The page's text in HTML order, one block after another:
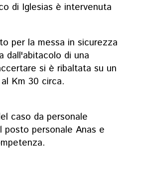
di Iglesias è intervenuta
per la messa in sicurezza
dall'abitacolo di una
si è ribaltata su un
Km 30 circa.
caso da personale
posto personale Anas e